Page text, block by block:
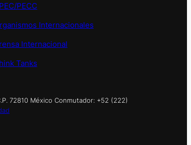
PECC
Internacionales
Internacional
Tanks
72810 México Conmutador: +52 (222)